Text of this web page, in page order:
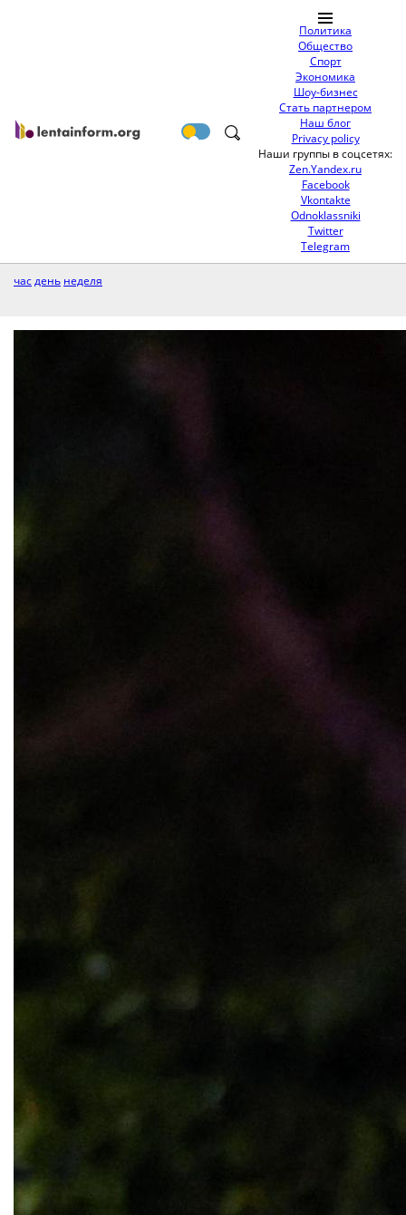
Политика
Общество
Спорт
Экономика
Шоу-бизнес
Стать партнером
Наш блог
Privacy policy
Наши группы в соцсетях:
Zen.Yandex.ru
Facebook
Vkontakte
Odnoklassniki
Twitter
Telegram
часдень неделя